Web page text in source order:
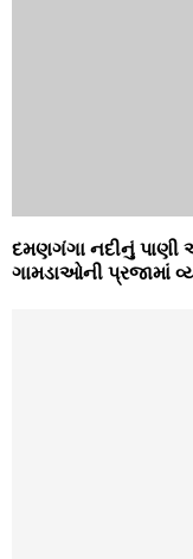
દમણગંગા નદીનું પાણી
ગામડાઓની પ્રજામાં